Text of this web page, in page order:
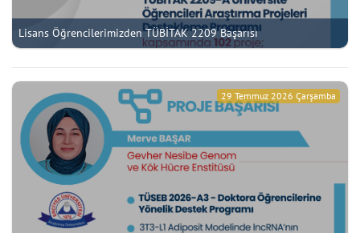
Lisans Öğrencilerimizden TÜBİTAK 2209 Başarısı
29 Temmuz 2026 Çarşamba